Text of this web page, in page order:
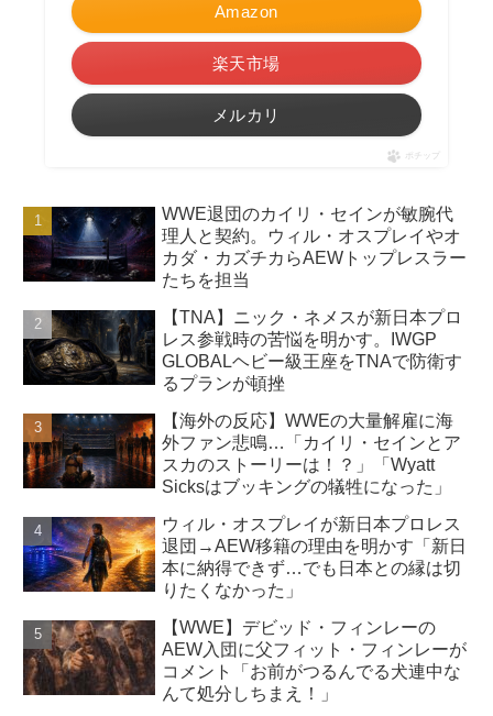
Amazon
楽天市場
メルカリ
ポチップ
WWE退団のカイリ・セインが敏腕代
理人と契約。ウィル・オスプレイやオ
カダ・カズチカらAEWトップレスラー
たちを担当
【TNA】ニック・ネメスが新日本プロ
レス参戦時の苦悩を明かす。IWGP
GLOBALヘビー級王座をTNAで防衛す
るプランが頓挫
【海外の反応】WWEの大量解雇に海
外ファン悲鳴…「カイリ・セインとア
スカのストーリーは！？」「Wyatt
Sicksはブッキングの犠牲になった」
ウィル・オスプレイが新日本プロレス
退団→AEW移籍の理由を明かす「新日
本に納得できず…でも日本との縁は切
りたくなかった」
【WWE】デビッド・フィンレーの
AEW入団に父フィット・フィンレーが
コメント「お前がつるんでる犬連中な
んて処分しちまえ！」